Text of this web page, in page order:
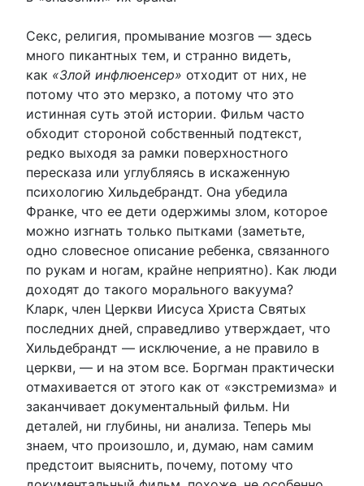
Секс, религия, промывание мозгов — здесь
много пикантных тем, и странно видеть,
как «Злой инфлюенсер» отходит от них, не
потому что это мерзко, а потому что это
истинная суть этой истории. Фильм часто
обходит стороной собственный подтекст,
редко выходя за рамки поверхностного
пересказа или углубляясь в искаженную
психологию Хильдебрандт. Она убедила
Франке, что ее дети одержимы злом, которое
можно изгнать только пытками (заметьте,
одно словесное описание ребенка, связанного
по рукам и ногам, крайне неприятно). Как люди
доходят до такого морального вакуума?
Кларк, член Церкви Иисуса Христа Святых
последних дней, справедливо утверждает, что
Хильдебрандт — исключение, а не правило в
церкви, — и на этом все. Боргман практически
отмахивается от этого как от «экстремизма» и
заканчивает документальный фильм. Ни
деталей, ни глубины, ни анализа. Теперь мы
знаем, что произошло, и, думаю, нам самим
предстоит выяснить, почему, потому что